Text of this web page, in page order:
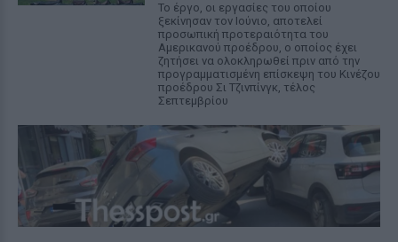
Το έργο, οι εργασίες του οποίου
ξεκίνησαν τον Ιούνιο, αποτελεί
προσωπική προτεραιότητα του
Αμερικανού προέδρου, ο οποίος έχει
ζητήσει να ολοκληρωθεί πριν από την
προγραμματισμένη επίσκεψη του Κινέζου
προέδρου Σι Τζινπίνγκ, τέλος
Σεπτεμβρίου